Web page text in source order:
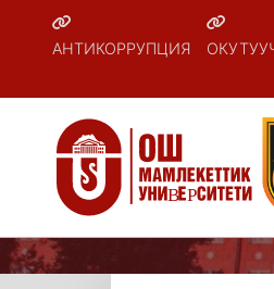
АНТИКОРРУПЦИЯ